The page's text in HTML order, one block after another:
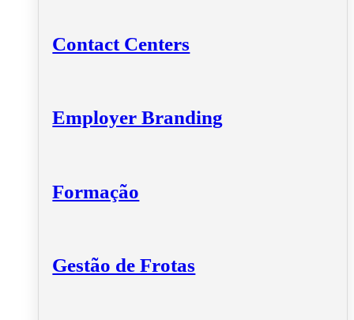
Contact Centers
Employer Branding
Formação
Gestão de Frotas